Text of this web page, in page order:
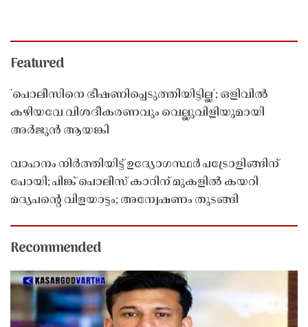
Featured
'പൊലീസിനെ ഭീഷണിപ്പെടുത്തിയിട്ടില്ല'; ഒളിവിൽ
കഴിയവേ വിശദീകരണവും വെല്ലുവിളിയുമായി
അർജുൻ ആയങ്കി
വാഹനം നിർത്തിയിട്ട് ഉദ്യോഗസ്ഥർ പട്രോളിങ്ങിന്
പോയി; പിങ്ക് പൊലീസ് കാറിന് മുകളിൽ കയറി
മദ്യപൻ്റെ വിളയാട്ടം; അന്വേഷണം തുടങ്ങി
Recommended